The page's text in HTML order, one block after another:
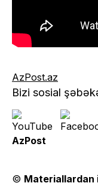
AzPost.az
Bizi sosial
AzPost
© Materiallardan